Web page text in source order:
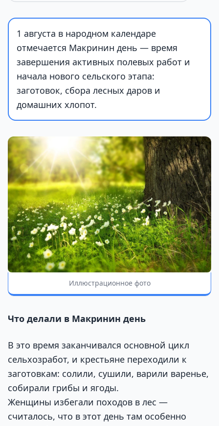
1 августа в народном календаре
отмечается Макринин день — время
завершения активных полевых работ и
начала нового сельского этапа:
заготовок, сбора лесных даров и
домашних хлопот.
Иллюстрационное фото
Что делали в Макринин день
В это время заканчивался основной цикл
сельхозработ, и крестьяне переходили к
заготовкам: солили, сушили, варили варенье,
собирали грибы и ягоды.
Женщины избегали походов в лес —
считалось, что в этот день там особенно